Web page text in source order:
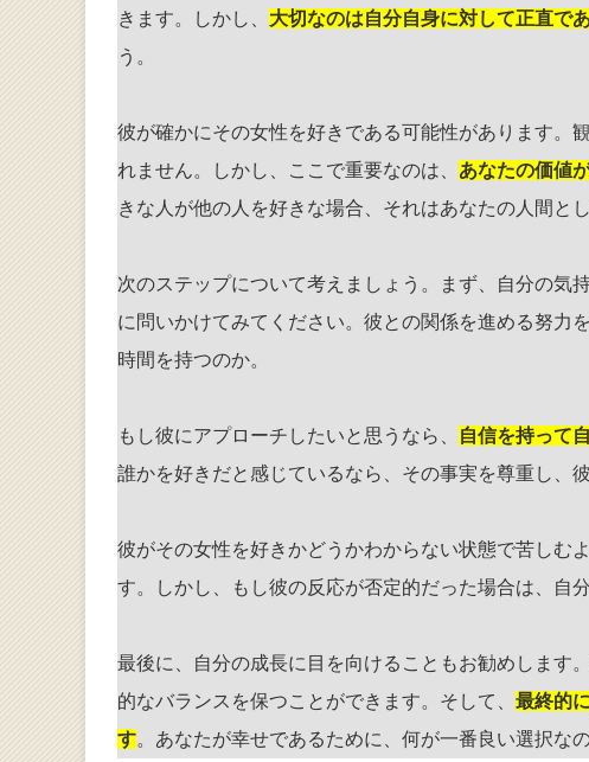
きます。しかし、 大切なのは自分自身に対して正直で
う。
彼が確かにその女性を好きである可能性があります。
れません。しかし、ここで重要なのは、 あなたの価値
きな人が他の人を好きな場合、それはあなたの人間と
次のステップについて考えましょう。まず、自分の気
に問いかけてみてください。彼との関係を進める努力
時間を持つのか。
もし彼にアプローチしたいと思うなら、 自信を持って
誰かを好きだと感じているなら、その事実を尊重し、
彼がその女性を好きかどうかわからない状態で苦しむ
す。しかし、もし彼の反応が否定的だった場合は、自
最後に、自分の成長に目を向けることもお勧めします
的なバランスを保つことができます。そして、 最終的
す。あなたが幸せであるために、何が一番良い選択な